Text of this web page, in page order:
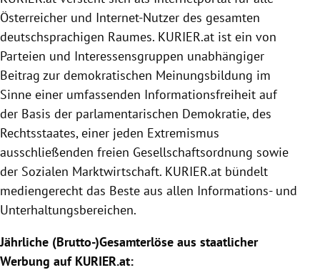
Österreicher und Internet-Nutzer des gesamten
deutschsprachigen Raumes. KURIER.at ist ein von
Parteien und Interessensgruppen unabhängiger
Beitrag zur demokratischen Meinungsbildung im
Sinne einer umfassenden Informationsfreiheit auf
der Basis der parlamentarischen Demokratie, des
Rechtsstaates, einer jeden Extremismus
ausschließenden freien Gesellschaftsordnung sowie
der Sozialen Marktwirtschaft. KURIER.at bündelt
mediengerecht das Beste aus allen Informations- und
Unterhaltungsbereichen.
Jährliche (Brutto-)Gesamterlöse aus staatlicher
Werbung auf KURIER.at: